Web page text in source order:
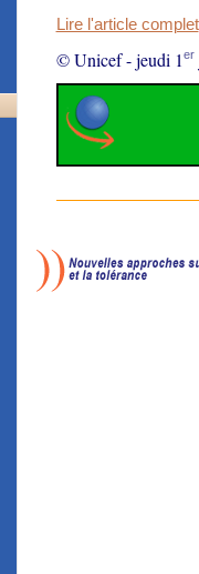
Lire l'article complet
© Unicef-jeudi 1 er